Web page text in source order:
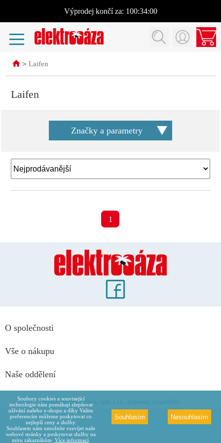
Výprodej končí za: 100:34:00
> Laifen
Laifen
Značky a parametry
1
O společnosti
Vše o nákupu
Naše oddělení
© 2026 Maděra a Šípek, spol. s.r.o., dodavatel: Smart4Web
Soubory cookies a související
technologie nám pomáhají zlepšovat
užívání našeho e-shopu a díky Vašim
preferencím můžeme poskytovat co
nejlepší ceny a služby.
Souhlasem nám umožníte rozvíjet naše
webové stránky a poskytovat služby na
míru zákazníkům. Více informací.
Souhlasím Nesouhlasím